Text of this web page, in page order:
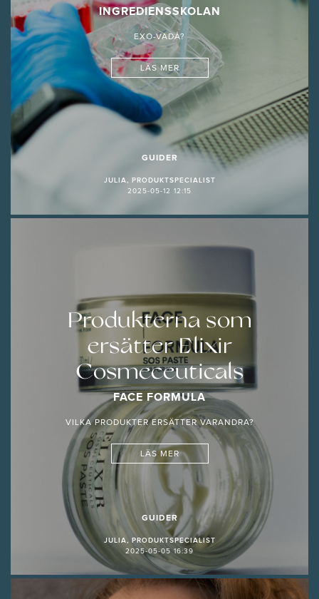
INGREDIENSSKOLAN
EXO-VADÅ?
LÄS MER
GUIDER
JULIA, PRODUKTSPECIALIST
2025-05-12 12:15
Produkterna som
ersätter Elixir
Cosmeceuticals
FACE FORMULA
VILKA PRODUKTER ERSÄTTER VARANDRA?
LÄS MER
GUIDER
JULIA, PRODUKTSPECIALIST
2025-05-05 16:39